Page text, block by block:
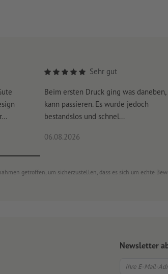
Sehr gut
Beim ersten Druck ging was daneben,
kann passieren. Es wurde jedoch
bestandslos und schnel...
06.08.2026
getroffen, um sicherzustellen, dass es sich um echte
Newsletter